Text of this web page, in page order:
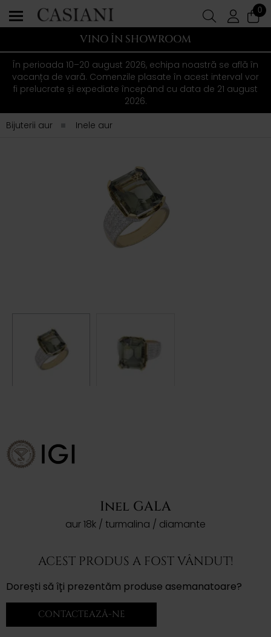
0
VINO ÎN SHOWROOM
În perioada 10–20 august 2026, echipa noastră se află în
vacanța de vară. Comenzile plasate în acest interval vor
fi prelucrate și expediate începând cu data de 21 august
2026.
Bijuterii aur
Inele aur
Inel GALA
aur 18k / turmalina / diamante
ACEST PRODUS A FOST VÂNDUT!
Dorești să îți prezentăm produse asemanatoare?
CONTACTEAZĂ-NE